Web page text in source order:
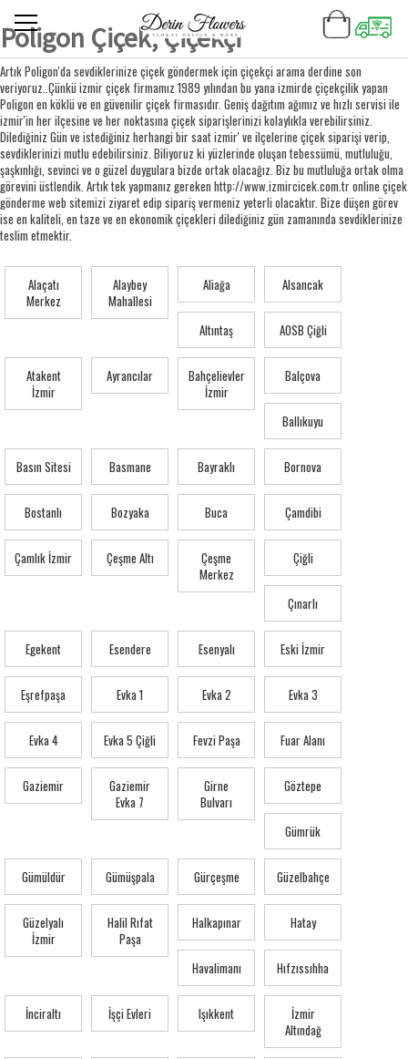
Poligon Çiçek, Çiçekçi
Artık Poligon'da sevdiklerinize çiçek göndermek için çiçekçi arama derdine son
veriyoruz..Çünkü izmir çiçek firmamız 1989 yılından bu yana izmirde çiçekçilik yapan
Poligon en köklü ve en güvenilir çiçek firmasıdır. Geniş dağıtım ağımız ve hızlı servisi ile
izmir'in her ilçesine ve her noktasına çiçek siparişlerinizi kolaylıkla verebilirsiniz.
Dilediğiniz Gün ve istediğiniz herhangi bir saat izmir' ve ilçelerine çiçek siparişi verip,
sevdiklerinizi mutlu edebilirsiniz. Biliyoruz ki yüzlerinde oluşan tebessümü, mutluluğu,
şaşkınlığı, sevinci ve o güzel duygulara bizde ortak olacağız. Biz bu mutluluğa ortak olma
görevini üstlendik. Artık tek yapmanız gereken http://www.izmircicek.com.tr online çiçek
gönderme web sitemizi ziyaret edip sipariş vermeniz yeterli olacaktır. Bize düşen görev
ise en kaliteli, en taze ve en ekonomik çiçekleri dilediğiniz gün zamanında sevdiklerinize
teslim etmektir.
Alaçatı
Merkez
Alaybey
Mahallesi
Aliağa Alsancak
Altıntaş AOSB Çiğli
Atakent
İzmir
Ayrancılar
Bahçelievler
İzmir
Balçova
Ballıkuyu
Basın Sitesi Basmane Bayraklı Bornova
Bostanlı Bozyaka Buca Çamdibi
Çamlık İzmir Çeşme Altı
Çeşme
Merkez
Çiğli
Çınarlı
Egekent Esendere Esenyalı Eski İzmir
Eşrefpaşa Evka 1 Evka 2 Evka 3
Evka 4 Evka 5 Çiğli Fevzi Paşa Fuar Alanı
Gaziemir
Gaziemir
Evka 7
Girne
Bulvarı
Göztepe
Gümrük
Gümüldür Gümüşpala Gürçeşme Güzelbahçe
Güzelyalı
İzmir
Halil Rıfat
Paşa
Halkapınar Hatay
Havalimanı Hıfzıssıhha
İnciraltı İşçi Evleri Işıkkent
İzmir
Altındağ